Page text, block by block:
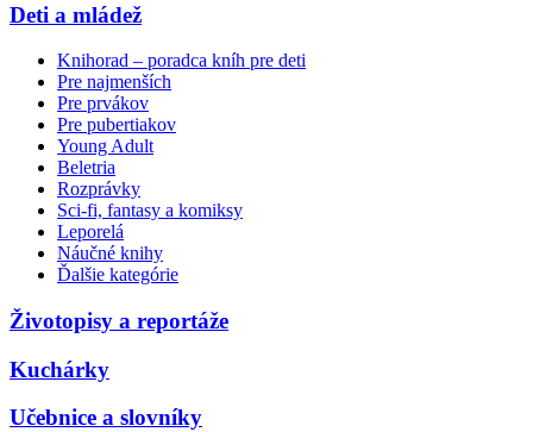
Deti a mládež
Knihorad – poradca kníh pre deti
Pre najmenších
Pre prvákov
Pre pubertiakov
Young Adult
Beletria
Rozprávky
Sci-fi, fantasy a komiksy
Leporelá
Náučné knihy
Ďalšie kategórie
Životopisy a reportáže
Kuchárky
Učebnice a slovníky